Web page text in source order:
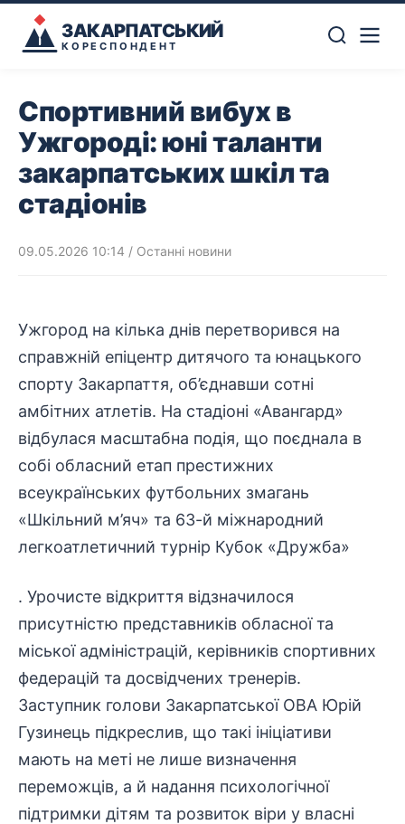
ЗАКАРПАТСЬКИЙ
КОРЕСПОНДЕНТ
Спортивний вибух в
Ужгороді: юні таланти
закарпатських шкіл та
стадіонів
09.05.2026 10:14 / Останні новини
Ужгород на кілька днів перетворився на
справжній епіцентр дитячого та юнацького
спорту Закарпаття, об’єднавши сотні
амбітних атлетів. На стадіоні «Авангард»
відбулася масштабна подія, що поєднала в
собі обласний етап престижних
всеукраїнських футбольних змагань
«Шкільний м’яч» та 63-й міжнародний
легкоатлетичний турнір Кубок «Дружба»
. Урочисте відкриття відзначилося
присутністю представників обласної та
міської адміністрацій, керівників спортивних
федерацій та досвідчених тренерів.
Заступник голови Закарпатської ОВА Юрій
Гузинець підкреслив, що такі ініціативи
мають на меті не лише визначення
переможців, а й надання психологічної
підтримки дітям та розвиток віри у власні